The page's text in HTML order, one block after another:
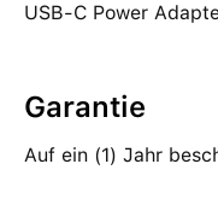
USB‑C Power
Garantie
Auf ein (1) Jahr